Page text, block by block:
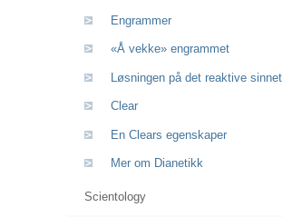
Engrammer
«Å vekke» engrammet
Løsningen på det reaktive sinnet
Clear
En Clears egenskaper
Mer om Dianetikk
Scientology